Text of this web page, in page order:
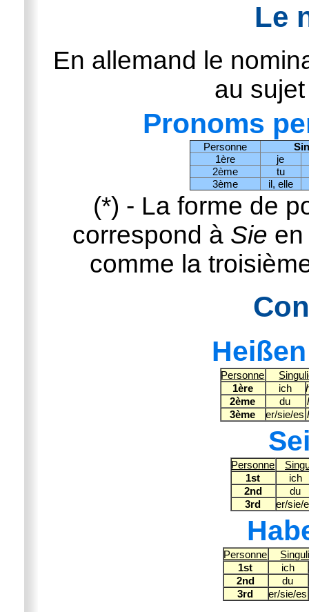
Le
En allemand le
au
Pronoms
Personne
1ère
je
2ème
tu
3ème
il, elle
(*) - La forme de
correspond à Sie
comme la
Personne
1ère
ich
2ème
du
3ème
er/sie/es
Personne
1st
ich
2nd
du
3rd
er/sie/
Personne
1st
ich
2nd
du
3rd
er/sie/es